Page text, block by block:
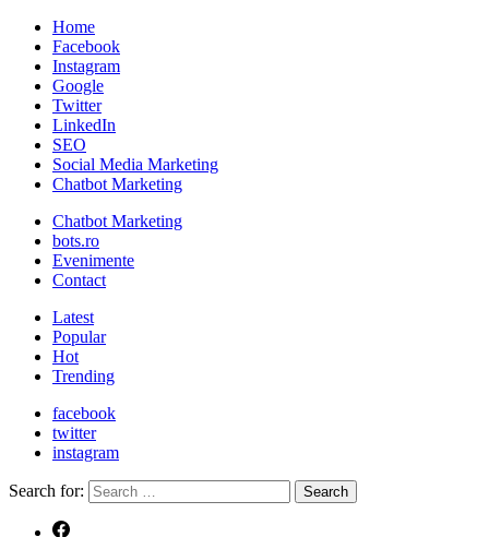
Home
Facebook
Instagram
Google
Twitter
LinkedIn
SEO
Social Media Marketing
Chatbot Marketing
Chatbot Marketing
bots.ro
Evenimente
Contact
Latest
Popular
Hot
Trending
facebook
twitter
instagram
Search for: Search